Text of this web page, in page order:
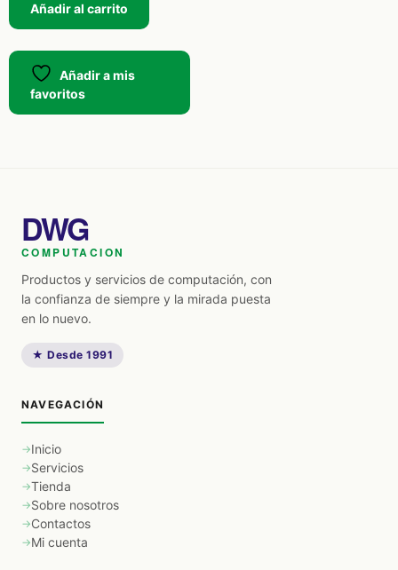
Añadir al carrito
Añadir a mis
favoritos
DWG
COMPUTACION
Productos y servicios de computación, con
la confianza de siempre y la mirada puesta
en lo nuevo.
★ Desde 1991
NAVEGACIÓN
Inicio
Servicios
Tienda
Sobre nosotros
Contactos
Mi cuenta